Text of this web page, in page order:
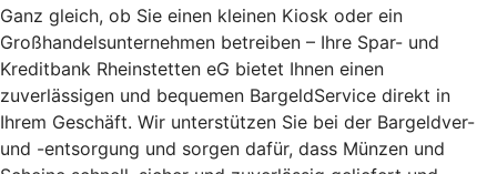
Ganz gleich, ob Sie einen kleinen Kiosk oder ein
Großhandelsunternehmen betreiben – Ihre Spar- und
Kreditbank Rheinstetten eG bietet Ihnen einen
zuverlässigen und bequemen BargeldService direkt in
Ihrem Geschäft. Wir unterstützen Sie bei der Bargeldver-
und -entsorgung und sorgen dafür, dass Münzen und